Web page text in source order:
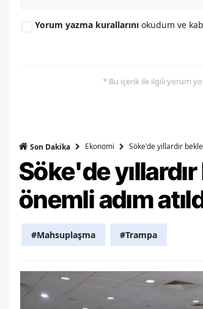
Düzce
Yorum yazma kurallarını okudum ve
* Bu içerik ile ilgili yorum
Son Dakika Ekonomi Söke'de yıllardır
Söke'de
önemli adım
#Mahsuplaşma #Trampa